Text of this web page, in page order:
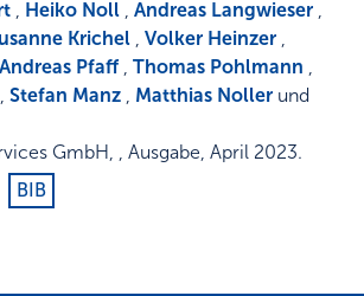
, Heiko Noll ,Andreas Langwieser ,
Krichel ,Volker Heinzer ,
Andreas Pfaff ,Thomas Pohlmann ,
,Stefan Manz , Matthias Noller und
GmbH, ,Ausgabe,April 2023.
BIB